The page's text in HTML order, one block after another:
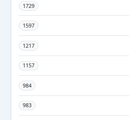
1729
1597
1217
1157
984
983